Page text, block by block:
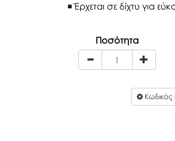
Έρχεται σε δίχτυ για
Ποσότητα
Κωδικός